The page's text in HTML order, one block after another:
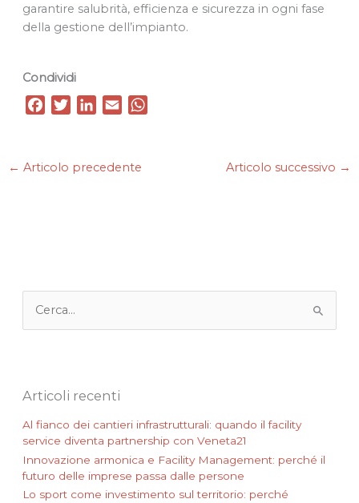
garantire salubrità, efficienza e sicurezza in ogni fase
della gestione dell’impianto.
Condividi
e
t
k
i
← Articolo precedente Articolo successivo →
e
Articoli recenti
Al fianco dei cantieri infrastrutturali: quando il facility
service diventa partnership con Veneta21
Innovazione armonica e Facility Management: perché il
futuro delle imprese passa dalle persone
Lo sport come investimento sul territorio: perché